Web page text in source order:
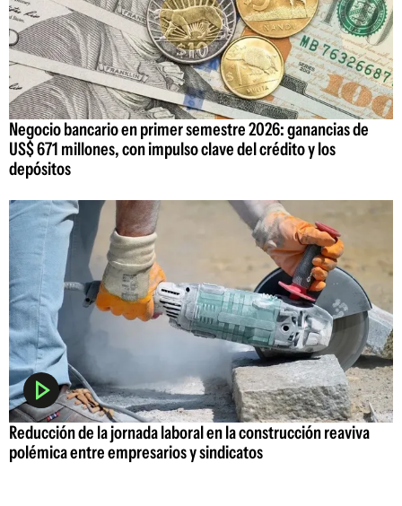
Negocio bancario en primer semestre 2026: ganancias de
US$ 671 millones, con impulso clave del crédito y los
depósitos
Reducción de la jornada laboral en la construcción reaviva
polémica entre empresarios y sindicatos